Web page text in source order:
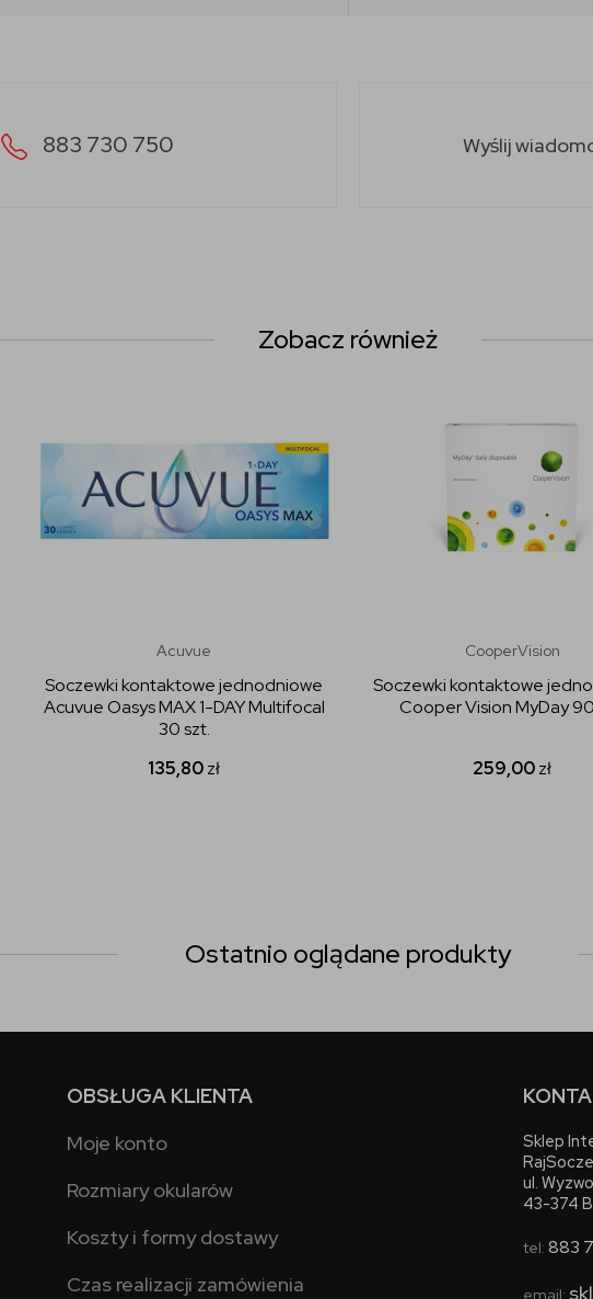
883 730 750 Wyślij
Zobacz również
Acuvue
Soczewki kontaktowe jednodniowe
Acuvue Oasys MAX 1-DAY Multifocal
30 szt.
135,80zł
CooperVision
Soczewki kontaktowe
Cooper Vision MyDay
259,00zł
Ostatnio oglądane produkty
OBSŁUGA KLIENTA
Moje konto
Rozmiary okularów
Koszty i formy dostawy
Czas realizacji zamówienia
Sklep
ul.
43-374
tel: 883
email: